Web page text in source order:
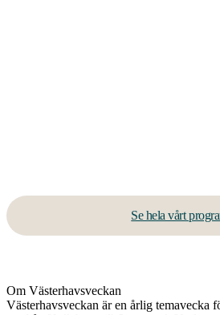
Se hela vårt
Om Västerhavsveckan
Västerhavsveckan är en årlig temavecka